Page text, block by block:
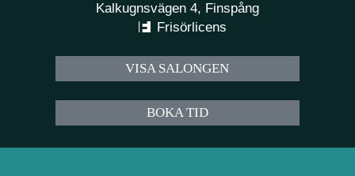
Kalkugnsvägen 4, Finspång
Frisörlicens
VISA SALONGEN
BOKA TID